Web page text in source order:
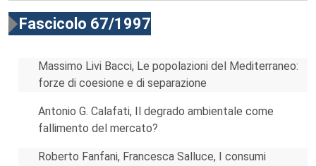
Fascicolo 67/1997
Massimo Livi Bacci, Le popolazioni del Mediterraneo:
forze di coesione e di separazione
Antonio G. Calafati, Il degrado ambientale come
fallimento del mercato?
Roberto Fanfani, Francesca Salluce, I consumi